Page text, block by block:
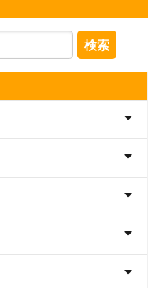
検索